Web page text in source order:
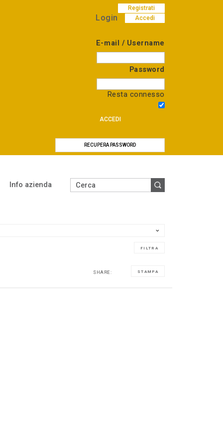
Registrati
Accedi
Login
E-mail / Username
Password
Resta connesso
ACCEDI
RECUPERA PASSWORD
Info azienda
SHARE: STAMPA